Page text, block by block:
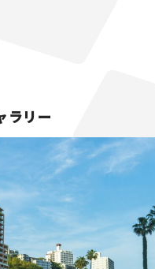
ラリー